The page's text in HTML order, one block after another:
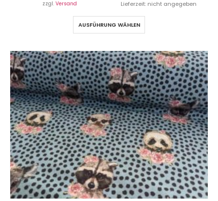
zzgl. Versand Lieferzeit: nicht angegeben
AUSFÜHRUNG WÄHLEN